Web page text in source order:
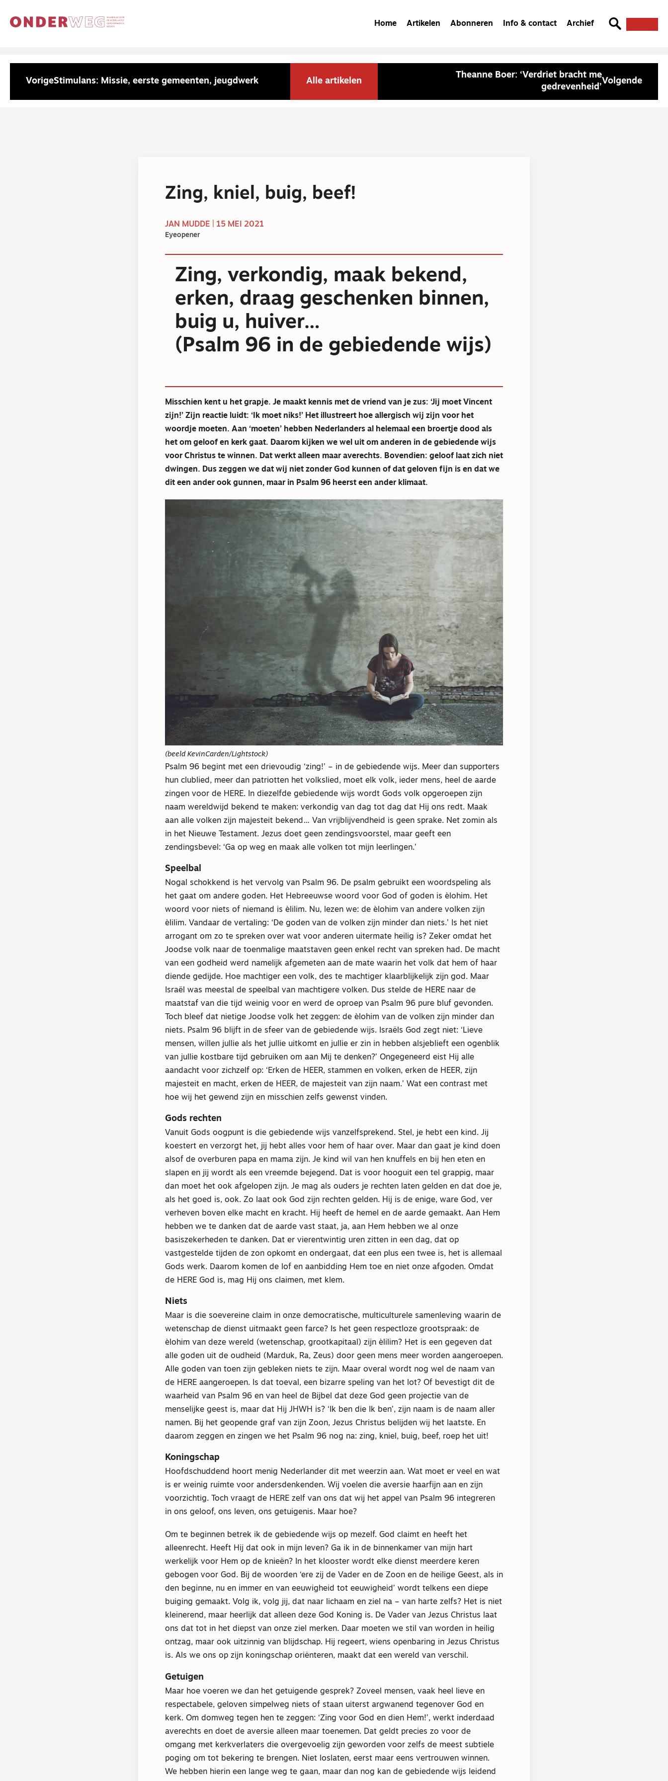
Home Artikelen Abonneren Info & contact Archief
VorigeStimulans: Missie, eerste gemeenten, jeugdwerk Alle artikelen
Theanne Boer: ‘Verdriet bracht me
gedrevenheid’
Volgende
Zing, kniel, buig, beef!
JAN MUDDE | 15 MEI 2021
Eyeopener
Zing, verkondig, maak bekend,
erken, draag geschenken binnen,
buig u, huiver…
(Psalm 96 in de gebiedende wijs)
Misschien kent u het grapje. Je maakt kennis met de vriend van je zus: ‘Jij moet Vincent
zijn!’ Zijn reactie luidt: ‘Ik moet niks!’ Het illustreert hoe allergisch wij zijn voor het
woordje moeten. Aan ‘moeten’ hebben Nederlanders al helemaal een broertje dood als
het om geloof en kerk gaat. Daarom kijken we wel uit om anderen in de gebiedende wijs
voor Christus te winnen. Dat werkt alleen maar averechts. Bovendien: geloof laat zich niet
dwingen. Dus zeggen we dat wij niet zonder God kunnen of dat geloven fijn is en dat we
dit een ander ook gunnen, maar in Psalm 96 heerst een ander klimaat.
(beeld KevinCarden/Lightstock)
Psalm 96 begint met een drievoudig ‘zing!’ – in de gebiedende wijs. Meer dan supporters
hun clublied, meer dan patriotten het volkslied, moet elk volk, ieder mens, heel de aarde
zingen voor de HERE. In diezelfde gebiedende wijs wordt Gods volk opgeroepen zijn
naam wereldwijd bekend te maken: verkondig van dag tot dag dat Hij ons redt. Maak
aan alle volken zijn majesteit bekend… Van vrijblijvendheid is geen sprake. Net zomin als
in het Nieuwe Testament. Jezus doet geen zendingsvoorstel, maar geeft een
zendingsbevel: ‘Ga op weg en maak alle volken tot mijn leerlingen.’
Speelbal
Nogal schokkend is het vervolg van Psalm 96. De psalm gebruikt een woordspeling als
het gaat om andere goden. Het Hebreeuwse woord voor God of goden is èlohim. Het
woord voor niets of niemand is èlilim. Nu, lezen we: de èlohim van andere volken zijn
èlilim. Vandaar de vertaling: ‘De goden van de volken zijn minder dan niets.’ Is het niet
arrogant om zo te spreken over wat voor anderen uitermate heilig is? Zeker omdat het
Joodse volk naar de toenmalige maatstaven geen enkel recht van spreken had. De macht
van een godheid werd namelijk afgemeten aan de mate waarin het volk dat hem of haar
diende gedijde. Hoe machtiger een volk, des te machtiger klaarblijkelijk zijn god. Maar
Israël was meestal de speelbal van machtigere volken. Dus stelde de HERE naar de
maatstaf van die tijd weinig voor en werd de oproep van Psalm 96 pure bluf gevonden.
Toch bleef dat nietige Joodse volk het zeggen: de èlohim van de volken zijn minder dan
niets. Psalm 96 blijft in de sfeer van de gebiedende wijs. Israëls God zegt niet: ‘Lieve
mensen, willen jullie als het jullie uitkomt en jullie er zin in hebben alsjeblieft een ogenblik
van jullie kostbare tijd gebruiken om aan Mij te denken?’ Ongegeneerd eist Hij alle
aandacht voor zichzelf op: ‘Erken de HEER, ​stammen​ en volken, erken de HEER, zijn
majesteit en macht, erken de HEER, de majesteit van zijn naam.’ Wat een contrast met
hoe wij het gewend zijn en misschien zelfs gewenst vinden.
Gods rechten
Vanuit Gods oogpunt is die gebiedende wijs vanzelfsprekend. Stel, je hebt een kind. Jij
koestert en verzorgt het, jij hebt alles voor hem of haar over. Maar dan gaat je kind doen
alsof de overburen papa en mama zijn. Je kind wil van hen knuffels en bij hen eten en
slapen en jij wordt als een vreemde bejegend. Dat is voor hooguit een tel grappig, maar
dan moet het ook afgelopen zijn. Je mag als ouders je rechten laten gelden en dat doe je,
als het goed is, ook. Zo laat ook God zijn rechten gelden. Hij is de enige, ware God, ver
verheven boven elke macht en kracht. Hij heeft de hemel en de aarde gemaakt. Aan Hem
hebben we te danken dat de aarde vast staat, ja, aan Hem hebben we al onze
basiszekerheden te danken. Dat er vierentwintig uren zitten in een dag, dat op
vastgestelde tijden de zon opkomt en ondergaat, dat een plus een twee is, het is allemaal
Gods werk. Daarom komen de lof en aanbidding Hem toe en niet onze afgoden. Omdat
de HERE God is, mag Hij ons claimen, met klem.
Niets
Maar is die soevereine claim in onze democratische, multiculturele samenleving waarin de
wetenschap de dienst uitmaakt geen farce? Is het geen respectloze grootspraak: de
èlohim van deze wereld (wetenschap, grootkapitaal) zijn èlilim? Het is een gegeven dat
alle goden uit de oudheid (Marduk, Ra, Zeus) door geen mens meer worden aangeroepen.
Alle goden van toen zijn gebleken niets te zijn. Maar overal wordt nog wel de naam van
de HERE aangeroepen. Is dat toeval, een bizarre speling van het lot? Of bevestigt dit de
waarheid van Psalm 96 en van heel de Bijbel dat deze God geen projectie van de
menselijke geest is, maar dat Hij JHWH is? ‘Ik ben die Ik ben’, zijn naam is de naam aller
namen. Bij het geopende graf van zijn Zoon, Jezus Christus belijden wij het laatste. En
daarom zeggen en zingen we het Psalm 96 nog na: zing, kniel, buig, beef, roep het uit!
Koningschap
Hoofdschuddend hoort menig Nederlander dit met weerzin aan. Wat moet er veel en wat
is er weinig ruimte voor andersdenkenden. Wij voelen die aversie haarfijn aan en zijn
voorzichtig. Toch vraagt de HERE zelf van ons dat wij het appel van Psalm 96 integreren
in ons geloof, ons leven, ons getuigenis. Maar hoe?
Om te beginnen betrek ik de gebiedende wijs op mezelf. God claimt en heeft het
alleenrecht. Heeft Hij dat ook in mijn leven? Ga ik in de binnenkamer van mijn hart
werkelijk voor Hem op de knieën? In het klooster wordt elke dienst meerdere keren
gebogen voor God. Bij de woorden ‘ere zij de Vader en de Zoon en de heilige Geest, als in
den beginne, nu en immer en van eeuwigheid tot eeuwigheid’ wordt telkens een diepe
buiging gemaakt. Volg ik, volg jij, dat naar lichaam en ziel na – van harte zelfs? Het is niet
kleinerend, maar heerlijk dat alleen deze God Koning is. De Vader van Jezus Christus laat
ons dat tot in het diepst van onze ziel merken. Daar moeten we stil van worden in heilig
ontzag, maar ook uitzinnig van blijdschap. Hij regeert, wiens openbaring in Jezus Christus
is. Als we ons op zijn koningschap oriënteren, maakt dat een wereld van verschil.
Getuigen
Maar hoe voeren we dan het getuigende gesprek? Zoveel mensen, vaak heel lieve en
respectabele, geloven simpelweg niets of staan uiterst argwanend tegenover God en
kerk. Om domweg tegen hen te zeggen: ‘Zing voor God en dien Hem!’, werkt inderdaad
averechts en doet de aversie alleen maar toenemen. Dat geldt precies zo voor de
omgang met kerkverlaters die overgevoelig zijn geworden voor zelfs de meest subtiele
poging om tot bekering te brengen. Niet loslaten, eerst maar eens vertrouwen winnen.
We hebben hierin een lange weg te gaan, maar dan nog kan de gebiedende wijs leidend